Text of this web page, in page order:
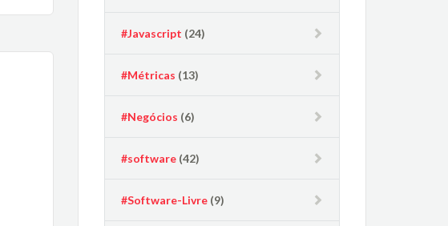
#Javascript (24)
#Métricas (13)
#Negócios (6)
#software (42)
#Software-Livre (9)